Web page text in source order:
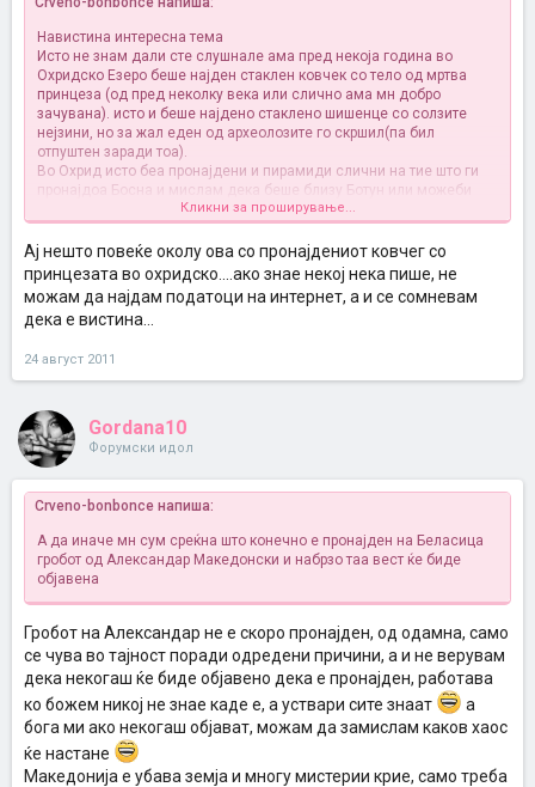
Навистина интересна тема
Исто не знам дали сте слушнале ама пред некоја година во
Охридско Езеро беше најден стаклен ковчек со тело од мртва
принцеза (од пред неколку века или слично ама мн добро
зачувана). исто и беше најдено стаклено шишенце со солзите
нејзини, но за жал еден од археолозите го скршил(па бил
отпуштен заради тоа).
Во Охрид исто беа пронајдени и пирамиди слични на тие што ги
пронајдоа Босна и мислам дека беше близу Ботун или можеби
А да иначе мн сум среќна што конечно е пронајден на Беласица
гробот од Александар Македонски и набрзо таа вест ќе биде
објавена
Кликни за проширување...
Aj нешто повеќе околу ова со пронајдениот ковчег со
принцезата во охридско....ако знае некој нека пише, не
можам да најдам податоци на интернет, а и се сомневам
дека е вистина...
24 август 2011
Gordana10
Форумски идол
Crveno-bonbonce напиша:
А да иначе мн сум среќна што конечно е пронајден на Беласица
гробот од Александар Македонски и набрзо таа вест ќе биде
објавена
Гробот на Александар не е скоро пронајден, од одамна, само
се чува во тајност поради одредени причини, а и не верувам
дека некогаш ќе биде објавено дека е пронајден, работава
ко божем никој не знае каде е, а уствари сите знаат
а
бога ми ако некогаш објават, можам да замислам каков хаос
ќе настане
Македонија е убава земја и многу мистерии крие, само треба